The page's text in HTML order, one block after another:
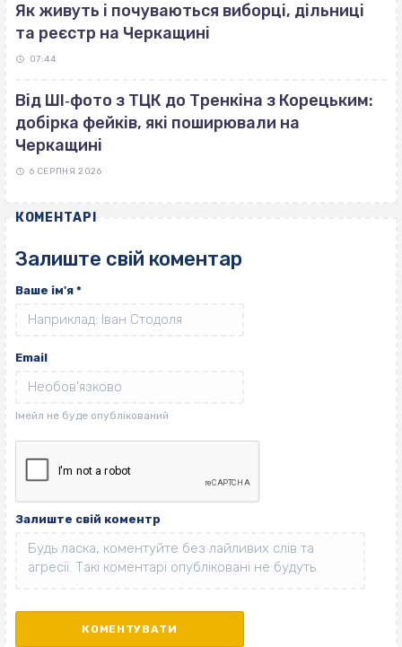
Як живуть і почуваються виборці, дільниці
та реєстр на Черкащині
07:44
Від ШІ‐фото з ТЦК до Тренкіна з Корецьким:
добірка фейків, які поширювали на
Черкащині
6 СЕРПНЯ 2026
КОМЕНТАРІ
Залиште свій коментар
Ваше ім'я *
Email
Залиште свій коментр